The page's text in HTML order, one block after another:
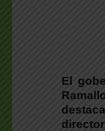
El